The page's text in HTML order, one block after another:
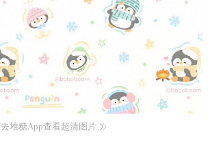
去堆糖App查看超清图片